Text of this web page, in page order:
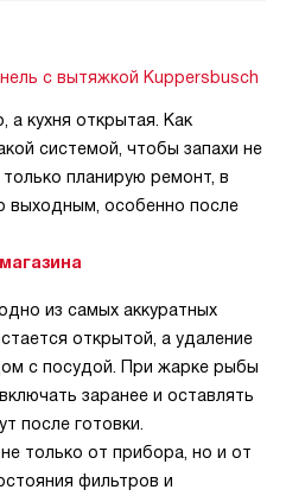
с вытяжкой Kuppersbusch
а кухня открытая. Как
системой, чтобы запахи не
планирую ремонт, в
выходным, особенно после
из самых аккуратных
открытой, а удаление
с посудой. При жарке рыбы
заранее и оставлять
после готовки.
только от прибора, но и от
фильтров и